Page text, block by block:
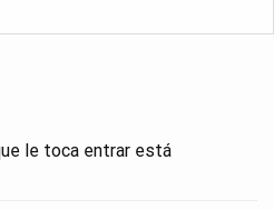
le toca entrar está